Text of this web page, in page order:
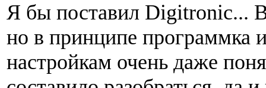
Я бы поставил Digitronic...
но в принципе программка
настройкам очень даже